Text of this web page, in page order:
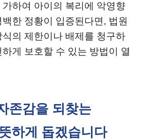
하여 아이의 복리에 악영향
한 정황이 입증된다면, 법원
의 제한이나 배제를 청구하
게 보호할 수 있는 방법이 열
존감을 되찾는
하게 돕겠습니다